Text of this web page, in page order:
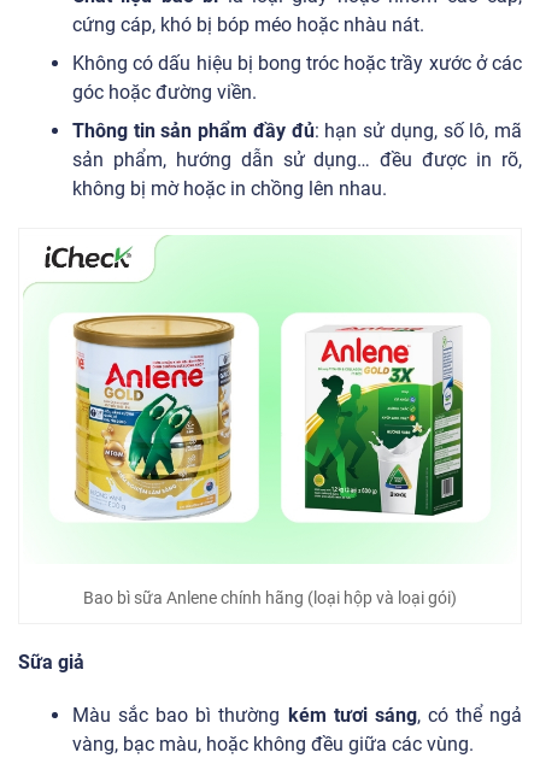
cứng cáp, khó bị bóp méo hoặc nhàu nát.
Không có dấu hiệu bị bong tróc hoặc trầy xước ở các
góc hoặc đường viền.
Thông tin sản phẩm đầy đủ: hạn sử dụng, số lô, mã
sản phẩm, hướng dẫn sử dụng… đều được in rõ,
không bị mờ hoặc in chồng lên nhau.
Bao bì sữa Anlene chính hãng (loại hộp và loại gói)
Sữa giả
Màu sắc bao bì thường kém tươi sáng, có thể ngả
vàng, bạc màu, hoặc không đều giữa các vùng.